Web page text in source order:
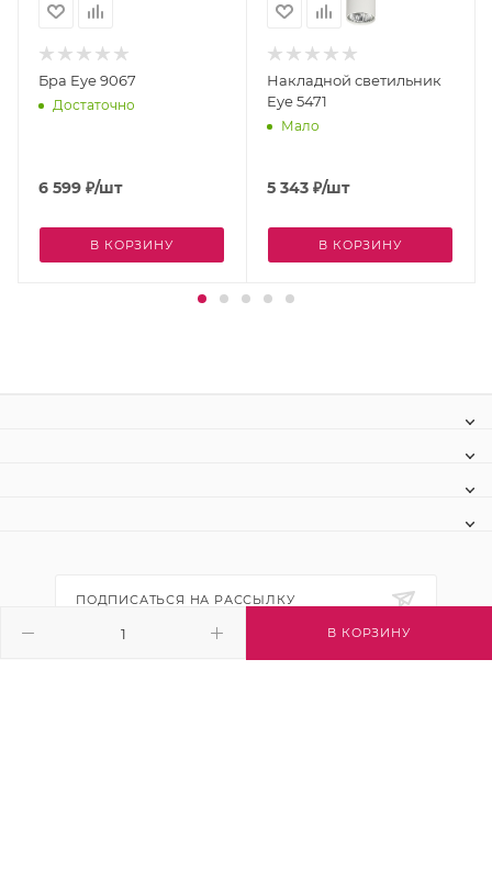
В КОРЗИНУ
Бра Eye 9067
Достаточно
6 599 ₽/шт
В КОРЗИНУ
Накладной светильник
Eye 5471
Мало
5 343 ₽/шт
В КОРЗИНУ
ПОДПИСАТЬСЯ НА РАССЫЛКУ